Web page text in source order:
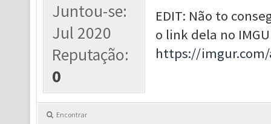
Juntou-se:
Jul 2020
Reputação:
0
EDIT: Não to
o link dela no
https://imgur.com/
Encontrar